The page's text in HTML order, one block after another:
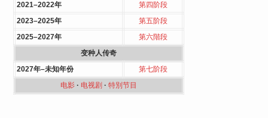
2021–2022年
第四阶段
2023–2025年
第五阶段
2025–2027年
第六階段
变种人传奇
2027年–未知年份
第七阶段
电影· 电视剧 · 特別节目